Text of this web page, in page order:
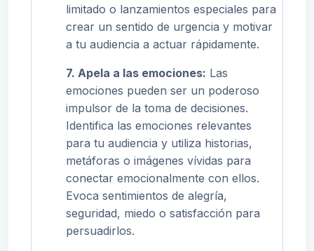
limitado o lanzamientos especiales para
crear un sentido de urgencia y motivar
a tu audiencia a actuar rápidamente.
7. Apela a las emociones: Las
emociones pueden ser un poderoso
impulsor de la toma de decisiones.
Identifica las emociones relevantes
para tu audiencia y utiliza historias,
metáforas o imágenes vívidas para
conectar emocionalmente con ellos.
Evoca sentimientos de alegría,
seguridad, miedo o satisfacción para
persuadirlos.